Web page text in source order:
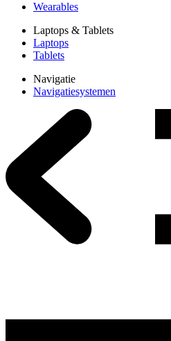
Wearables
Laptops & Tablets
Laptops
Tablets
Navigatie
Navigatiesystemen